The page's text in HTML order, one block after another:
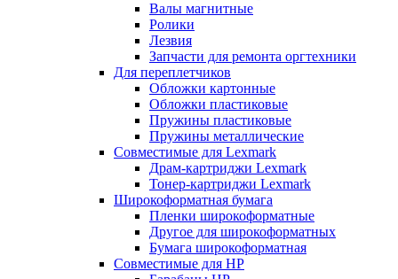
Валы магнитные
Ролики
Лезвия
Запчасти для ремонта оргтехники
Для переплетчиков
Обложки картонные
Обложки пластиковые
Пружины пластиковые
Пружины металлические
Совместимые для Lexmark
Драм-картриджи Lexmark
Тонер-картриджи Lexmark
Широкоформатная бумага
Пленки широкоформатные
Другое для широкоформатных
Бумага широкоформатная
Совместимые для HP